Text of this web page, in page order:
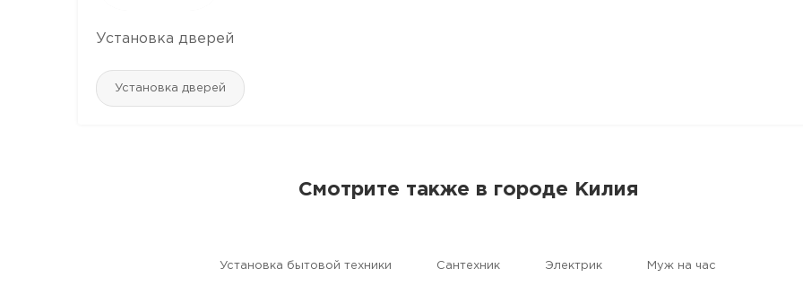
Установка дверей
Установка дверей
Смотрите также в городе Килия
Установка бытовой техники Сантехник Электрик Муж на час